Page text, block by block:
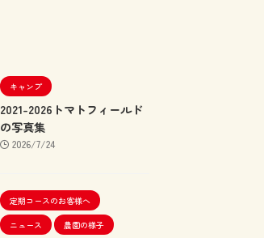
キャンプ
2021-2026トマトフィールド
の写真集
2026/7/24
定期コースのお客様へ
ニュース
農園の様子